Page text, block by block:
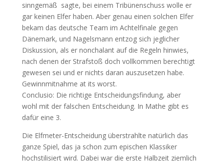
sinngemäß sagte, bei einem Tribünenschuss wolle er
gar keinen Elfer haben. Aber genau einen solchen Elfer
bekam das deutsche Team im Achtelfinale gegen
Dänemark, und Nagelsmann entzog sich jeglicher
Diskussion, als er nonchalant auf die Regeln hinwies,
nach denen der Strafstoß doch vollkommen berechtigt
gewesen sei und er nichts daran auszusetzen habe.
Gewinnmitnahme at its worst.
Conclusio: Die richtige Entscheidungsfindung, aber
wohl mit der falschen Entscheidung. In Mathe gibt es
dafür eine 3.
Die Elfmeter-Entscheidung überstrahlte natürlich das
ganze Spiel, das ja schon zum epischen Klassiker
hochstilisiert wird. Dabei war die erste Halbzeit ziemlich